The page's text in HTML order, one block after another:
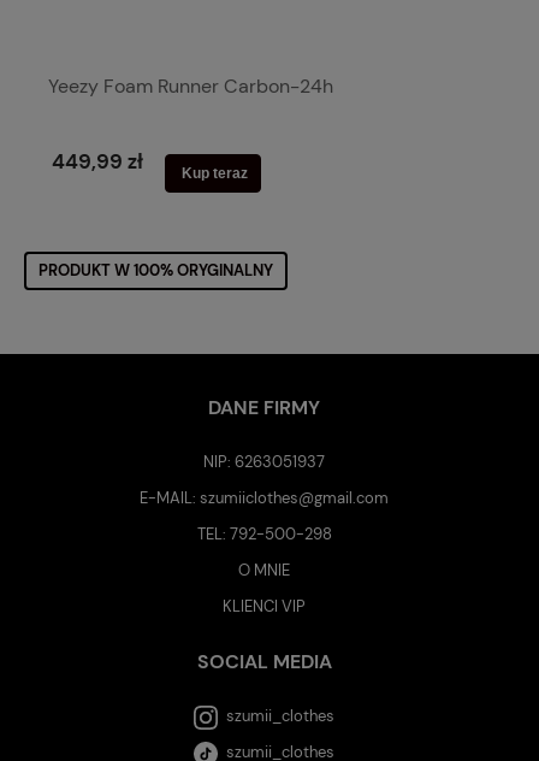
Yeezy Foam Runner Carbon-24h
449,99 zł Kup teraz
PRODUKT W 100% ORYGINALNY
DANE FIRMY
NIP: 6263051937
E-MAIL:szumiiclothes@gmail.com
TEL: 792-500-298
O MNIE
KLIENCI VIP
SOCIAL MEDIA
szumii_clothes
szumii_clothes